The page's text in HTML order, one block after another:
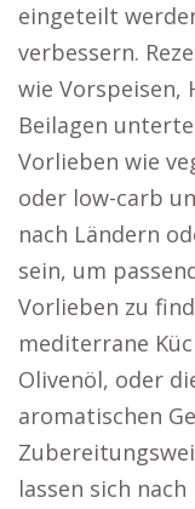
eingeteilt
verbessern.
wie Vorspeisen,
Beilagen
Vorlieben wie
oder low-carb
nach Ländern
sein, um
Vorlieben zu
mediterrane
Olivenöl, oder
aromatischen
lassen sich